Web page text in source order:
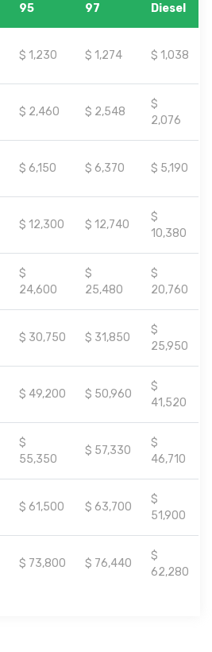
95
97
Diesel
$ 1,230 $ 1,274 $ 1,038
$ 2,460 $ 2,548
$
2,076
$ 6,150 $ 6,370 $ 5,190
$ 12,300 $ 12,740
$
10,380
$
24,600
$
25,480
$
20,760
$ 30,750 $ 31,850
$
25,950
$ 49,200 $ 50,960
$
41,520
$
55,350
$ 57,330
$
46,710
$ 61,500 $ 63,700
$
51,900
$ 73,800 $ 76,440
$
62,280